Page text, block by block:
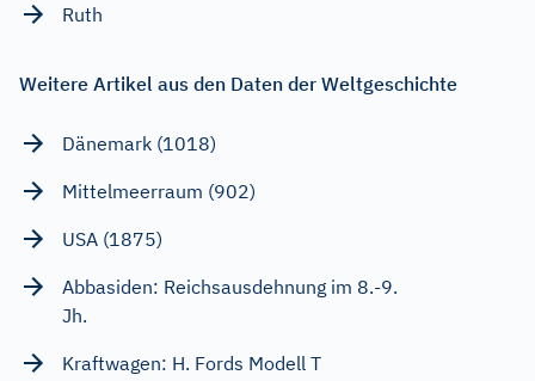
Ruth
Weitere Artikel aus den Daten der Weltgeschichte
Dänemark (1018)
Mittelmeerraum (902)
USA (1875)
Abbasiden: Reichsausdehnung im 8.-9.
Jh.
Kraftwagen: H. Fords Modell T